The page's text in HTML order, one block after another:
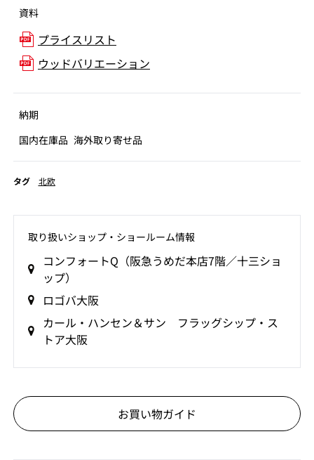
資料
プライスリスト
ウッドバリエーション
納期
国内在庫品 海外取り寄せ品
タグ 北欧
取り扱いショップ‧ショールーム情報
コンフォートQ（阪急うめだ本店7階／十三ショ
ップ）
ロゴバ大阪
カール・ハンセン＆サン フラッグシップ・ス
トア大阪
お買い物ガイド